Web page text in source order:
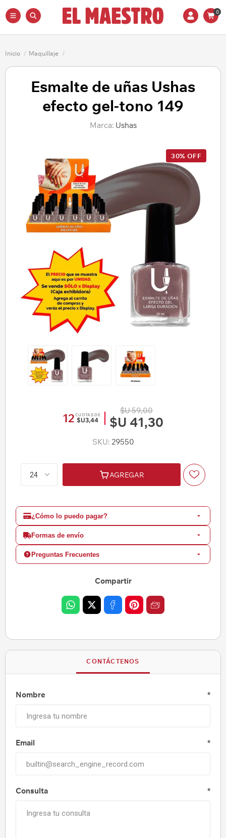
0
Inicio / Maquillaje /
Esmalte de uñas Ushas
efecto gel-tono 149
Marca: Ushas
30% OFF
12 CUOTAS DE
$U3,44
$U 59,00
$U 41,30
SKU: 29550
AGREGAR
¿Cómo lo puedo pagar?
Formas de envío
Preguntas Frecuentes
Compartir
CONTÁCTENOS
Nombre *
Email *
Consulta *